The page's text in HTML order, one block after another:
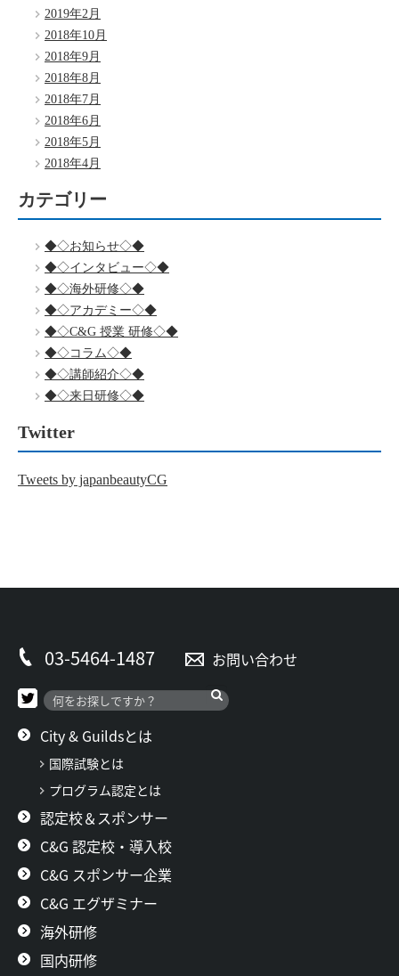
2019年2月
2018年10月
2018年9月
2018年8月
2018年7月
2018年6月
2018年5月
2018年4月
カテゴリー
◆◇お知らせ◇◆
◆◇インタビュー◇◆
◆◇海外研修◇◆
◆◇アカデミー◇◆
◆◇C&G 授業 研修◇◆
◆◇コラム◇◆
◆◇講師紹介◇◆
◆◇来日研修◇◆
Twitter
Tweets by japanbeautyCG
03-5464-1487 お問い合わせ
City & Guildsとは
国際試験とは
プログラム認定とは
認定校＆スポンサー
C&G 認定校・導入校
C&G スポンサー企業
C&G エグザミナー
海外研修
国内研修